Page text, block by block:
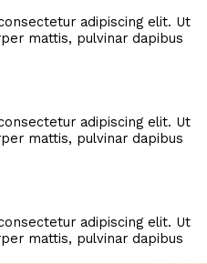
adipiscing elit. Ut
mattis, pulvinar dapibus
adipiscing elit. Ut
mattis, pulvinar dapibus
adipiscing elit. Ut
mattis, pulvinar dapibus